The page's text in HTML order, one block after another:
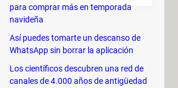
para comprar más en temporada
navideña
Así puedes tomarte un descanso de
WhatsApp sin borrar la aplicación
Los científicos descubren una red de
canales de 4.000 años de antigüedad